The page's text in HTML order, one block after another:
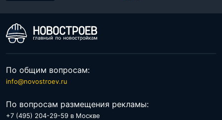
По общим вопросам:
info@novostroev.ru
По вопросам размещения рекламы:
+7 (495) 204-29-59 в Москве